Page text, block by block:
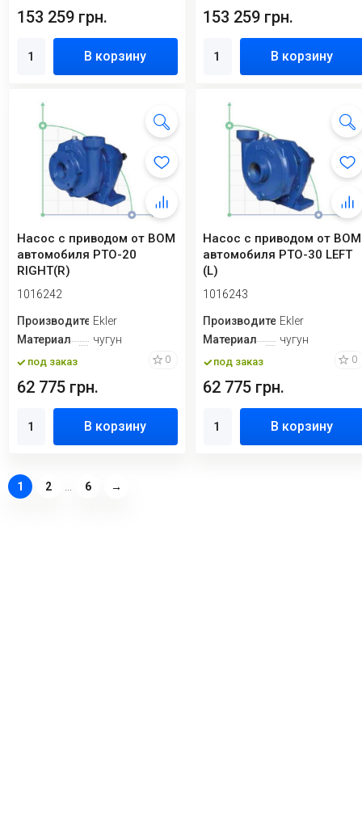
153 259 грн.
В корзину
153 259 грн.
В корзину
Насос с приводом от ВОМ
автомобиля PTO-20
RIGHT(R)
1016242
ПроизводительEkler
Материал
чугун
под заказ 0
62 775 грн.
В корзину
Насос с приводом от ВОМ
автомобиля PTO-30 LEFT
(L)
1016243
ПроизводительEkler
Материал
чугун
под заказ 0
62 775 грн.
В корзину
1 2 ... 6 →